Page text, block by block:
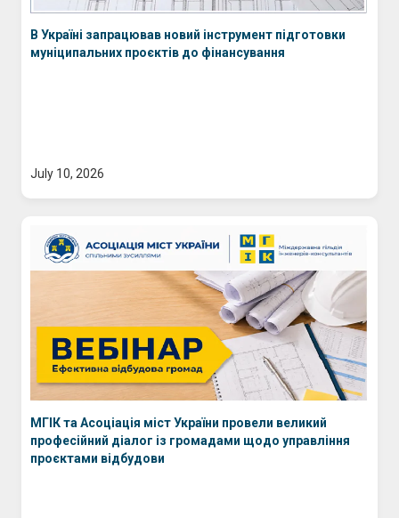
В Україні запрацював новий інструмент підготовки
муніципальних проєктів до фінансування
July 10, 2026
МГІК та Асоціація міст України провели великий
професійний діалог із громадами щодо управління
проєктами відбудови